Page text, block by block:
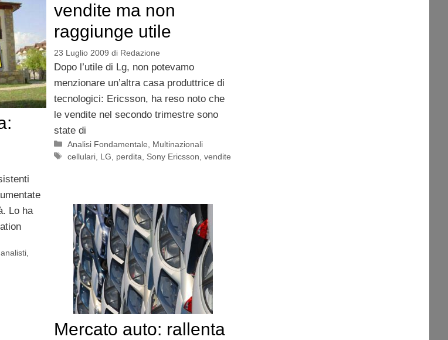
vendite ma non
raggiunge utile
23 Luglio 2009 di Redazione
Dopo l’utile di Lg, non potevamo
menzionare un’altra casa produttrice di
tecnologici: Ericsson, ha reso noto che
le vendite nel secondo trimestre sono
state di
Categorie
Analisi Fondamentale
Multinazionali
Tag
cellulari LG perdita Sony Ericsson ,vendite
Lo ha
,
Mercato auto: rallenta